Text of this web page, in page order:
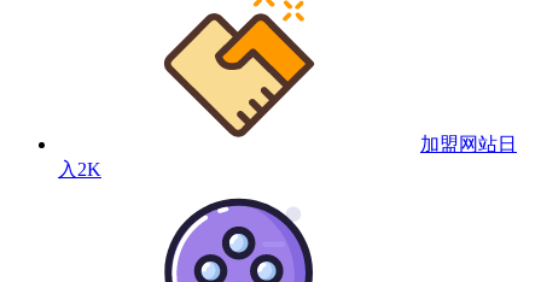
加盟网站日
入2K